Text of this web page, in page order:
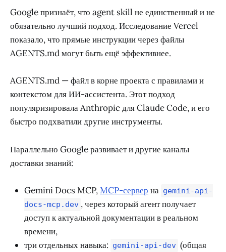
Google признаёт, что agent skill не единственный и не
обязательно лучший подход. Исследование Vercel
показало, что прямые инструкции через файлы
AGENTS.md могут быть ещё эффективнее.
AGENTS.md — файл в корне проекта с правилами и
контекстом для ИИ-ассистента. Этот подход
популяризировала Anthropic для Claude Code, и его
быстро подхватили другие инструменты.
Параллельно Google развивает и другие каналы
доставки знаний:
Gemini Docs MCP,MCP-сервер на gemini-api-
docs-mcp.dev , через который агент получает
доступ к актуальной документации в реальном
времени,
три отдельных навыка: gemini-api-dev (общая